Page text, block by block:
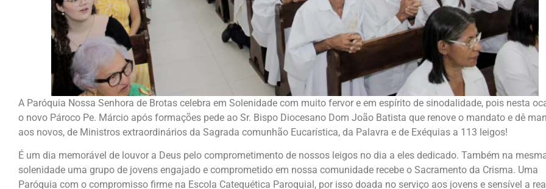
A Paróquia Nossa Senhora de Brotas celebra em Solenidade com muito fervor e em espírito de sinodalidade, pois nesta
o novo Pároco Pe. Márcio após formações pede ao Sr. Bispo Diocesano Dom João Batista que renove o mandato e dê
aos novos, de Ministros extraordinários da Sagrada comunhão Eucarística, da Palavra e de Exéquias a 113 leigos!
É um dia memorável de louvor a Deus pelo comprometimento de nossos leigos no dia a eles dedicado. Também na
solenidade uma grupo de jovens engajado e comprometido em nossa comunidade recebe o Sacramento da Crisma. Uma
Paróquia com o compromisso firme na Escola Catequética Paroquial, por isso doada no serviço aos jovens e sensível a